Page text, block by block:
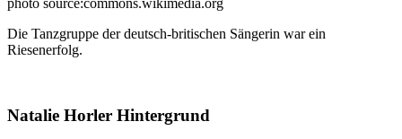
Die Tanzgruppe der deutsch-britischen Sängerin war ein
Riesenerfolg.
Natalie Horler Hintergrund